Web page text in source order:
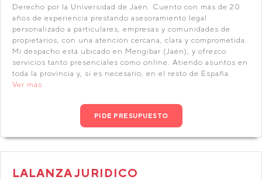
Derecho por la Universidad de Jaén. Cuento con más de 20
años de experiencia prestando asesoramiento legal
personalizado a particulares, empresas y comunidades de
propietarios, con una atención cercana, clara y comprometida.
Mi despacho está ubicado en Mengíbar (Jaén), y ofrezco
servicios tanto presenciales como online. Atiendo asuntos en
toda la provincia y, si es necesario, en el resto de España.
Ver más
PIDE PRESUPUESTO
LALANZA JURIDICO